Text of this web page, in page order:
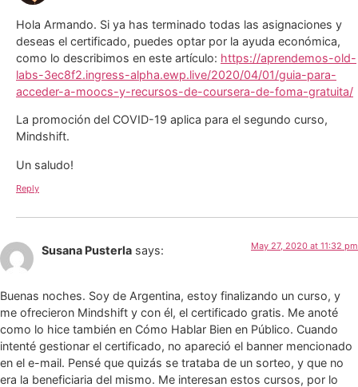
Hola Armando. Si ya has terminado todas las asignaciones y
deseas el certificado, puedes optar por la ayuda económica,
como lo describimos en este artículo: https://aprendemos-old-
labs-3ec8f2.ingress-alpha.ewp.live/2020/04/01/guia-para-
acceder-a-moocs-y-recursos-de-coursera-de-foma-gratuita/
La promoción del COVID-19 aplica para el segundo curso,
Mindshift.
Un saludo!
Reply
Susana Pusterla says: May 27, 2020 at 11:32 pm
Buenas noches. Soy de Argentina, estoy finalizando un curso, y
me ofrecieron Mindshift y con él, el certificado gratis. Me anoté
como lo hice también en Cómo Hablar Bien en Público. Cuando
intenté gestionar el certificado, no apareció el banner mencionado
en el e-mail. Pensé que quizás se trataba de un sorteo, y que no
era la beneficiaria del mismo. Me interesan estos cursos, por lo